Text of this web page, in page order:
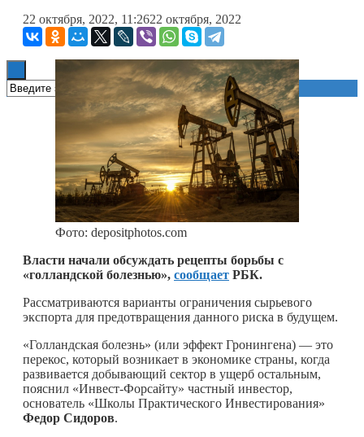
Книги
22 октября, 2022, 11:2622 октября, 2022
Фото: depositphotos.com
Власти начали обсуждать рецепты борьбы с
«голландской болезнью», сообщает РБК.
Рассматриваются варианты ограничения сырьевого
экспорта для предотвращения данного риска в будущем.
«Голландская болезнь» (или эффект Гронингена) — это
перекос, который возникает в экономике страны, когда
развивается добывающий сектор в ущерб остальным,
пояснил «Инвест-Форсайту» частный инвестор,
основатель «Школы Практического Инвестирования»
Федор Сидоров.